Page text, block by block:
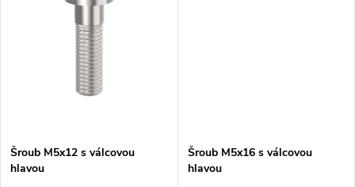
Šroub M5x12 s válcovou
hlavou
Šroub M5x16 s válcovou
hlavou